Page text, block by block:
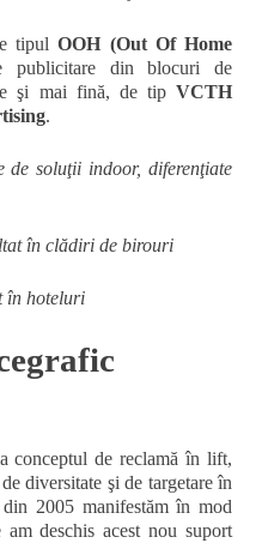
tipulOOH (Out Of Home
publicitare din blocuri de
şi mai fină, de tip VCTH
.
de soluţii indoor, diferenţiate
în clădiri de birouri
în hoteluri
conceptul de reclamă în lift,
diversitate şi de targetare în
2005 manifestăm în mod
am deschis acest nou suport